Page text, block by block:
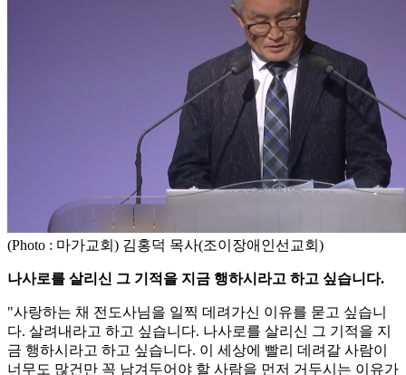
(Photo : 마가교회) 김홍덕 목사(조이장애인선교회)
나사로를 살리신 그 기적을 지금 행하시라고 하고 싶습니다.
"사랑하는 채 전도사님을 일찍 데려가신 이유를 묻고 싶습니
다. 살려내라고 하고 싶습니다. 나사로를 살리신 그 기적을 지
금 행하시라고 하고 싶습니다. 이 세상에 빨리 데려갈 사람이
너무도 많건만 꼭 남겨두어야 할 사람을 먼저 거두시는 이유가